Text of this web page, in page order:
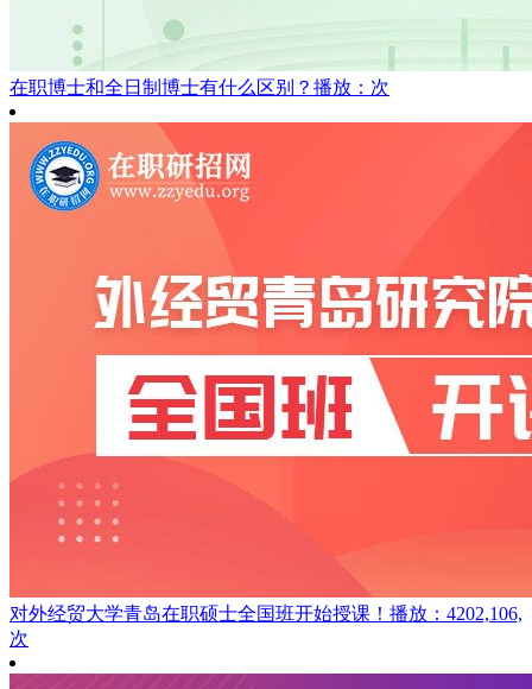
在职博士和全日制博士有什么区别？ 播放：次
对外经贸大学青岛在职硕士全国班开始授课！ 播放：4202,106,
次